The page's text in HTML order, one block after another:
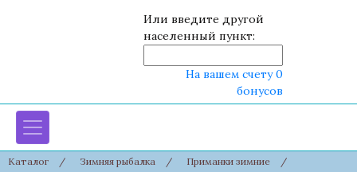
Или введите другой
населенный пункт:
На вашем счету 0
бонусов
Каталог / Зимняя рыбалка / Приманки зимние
/